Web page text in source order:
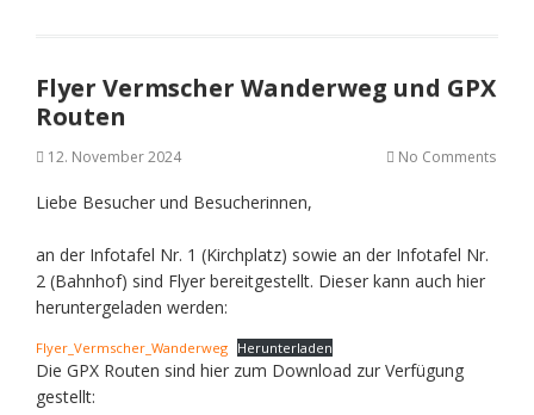
Flyer Vermscher Wanderweg und GPX
Routen
12. November 2024 No Comments
Liebe Besucher und Besucherinnen,
an der Infotafel Nr. 1 (Kirchplatz) sowie an der Infotafel Nr.
2 (Bahnhof) sind Flyer bereitgestellt. Dieser kann auch hier
heruntergeladen werden:
Flyer_Vermscher_Wanderweg Herunterladen
Die GPX Routen sind hier zum Download zur Verfügung
gestellt: